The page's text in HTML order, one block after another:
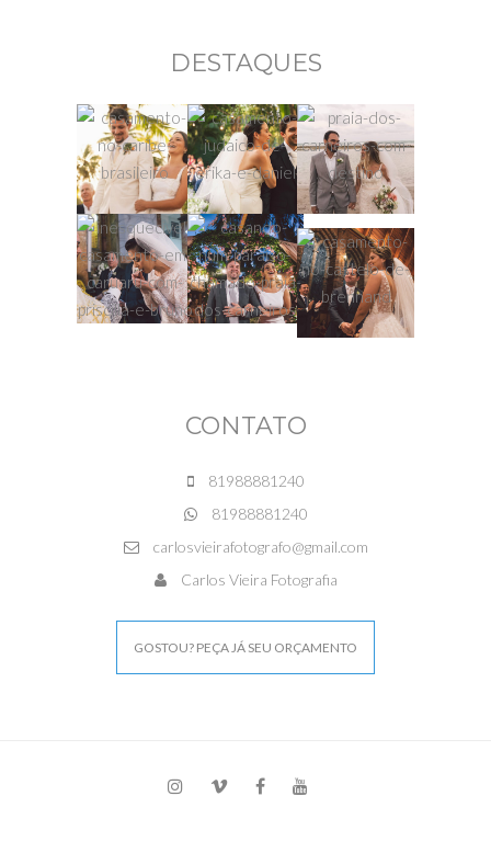
DESTAQUES
CONTATO
81988881240
81988881240
carlosvieirafotografo@gmail.com
Carlos Vieira Fotografia
GOSTOU? PEÇA JÁ SEU ORÇAMENTO